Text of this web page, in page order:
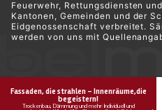
Im Rahmen des Forums Alter,
Altersfragen und der
durch.
Weiterlesen